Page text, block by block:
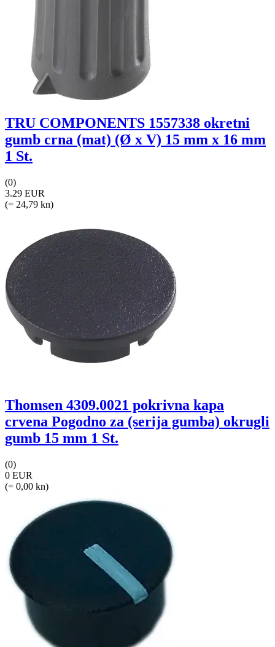
TRU COMPONENTS 1557338 okretni
gumb crna (mat) (Ø x V) 15 mm x 16 mm
1 St.
(0)
3.29 EUR
(= 24,79 kn)
Thomsen 4309.0021 pokrivna kapa
crvena Pogodno za (serija gumba) okrugli
gumb 15 mm 1 St.
(0)
0 EUR
(= 0,00 kn)